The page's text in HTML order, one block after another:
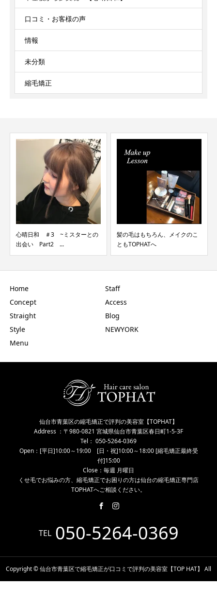
口コミ・お客様の声
情報
未分類
縮毛矯正
心晴日和 ＃3 ~ミスターとの
出会い Part2 ...
髪の毛はもちろん、メイクのこ
ともTOPHATへ
Home
Concept
Straight
Style
Menu
Staff
Access
Blog
NEWYORK
仙台市青葉区の縮毛矯正で評判の美容室【TOPHAT】
Address ：〒980-0821 宮城県仙台市青葉区春日町1-5-3F
Tel： 050-5264-0369
Open：[平日]10:00～19:00 [日・祝]10:00～18:00 [縮毛矯正最終受
付]15:00
Close：毎週 月曜日
くせ毛でお悩みの方、縮毛矯正でお困りの方は仙台の縮毛矯正専門店
TOPHATへご相談ください。
TEL 050-5264-0369
Copyright © 仙台市青葉区で縮毛矯正が口コミで評判の美容室【TOP HAT】 All